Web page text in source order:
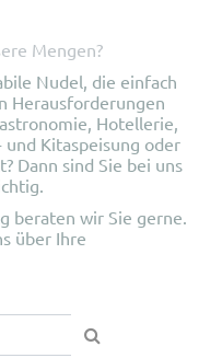
Mengen?
Nudel, die einfach
Herausforderungen
Hotellerie,
Kitaspeisung oder
Dann sind Sie bei uns
beraten wir Sie gerne.
über Ihre